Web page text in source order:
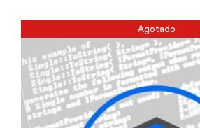
Agotado